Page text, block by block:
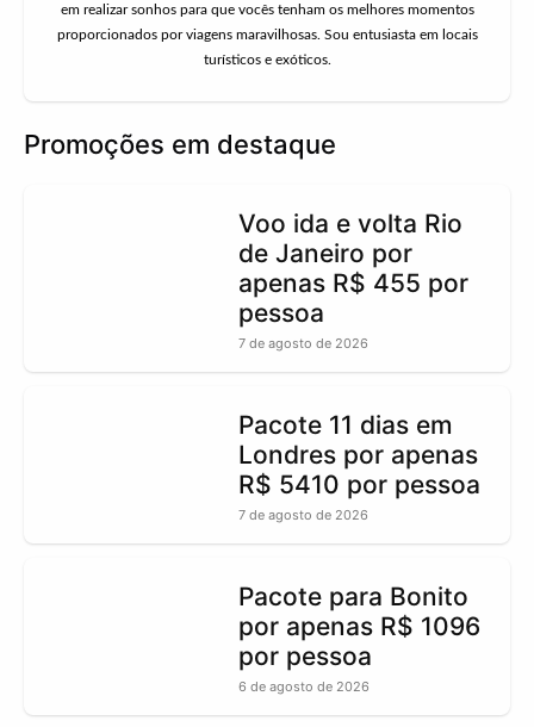
em realizar sonhos para que vocês tenham os melhores momentos
proporcionados por viagens maravilhosas. Sou entusiasta em locais
turísticos e exóticos.
Promoções em destaque
Voo ida e volta Rio
de Janeiro por
apenas R$ 455 por
pessoa
7 de agosto de 2026
Pacote 11 dias em
Londres por apenas
R$ 5410 por pessoa
7 de agosto de 2026
Pacote para Bonito
por apenas R$ 1096
por pessoa
6 de agosto de 2026